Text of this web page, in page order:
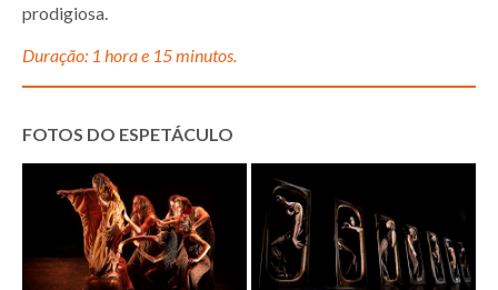
prodigiosa.
Duração: 1 hora e 15 minutos.
FOTOS DO ESPETÁCULO